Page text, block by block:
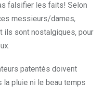
falsifier les faits! Selon
messieurs/dames,
ils sont nostalgiques, pour
patentés doivent
la pluie ni le beau temps